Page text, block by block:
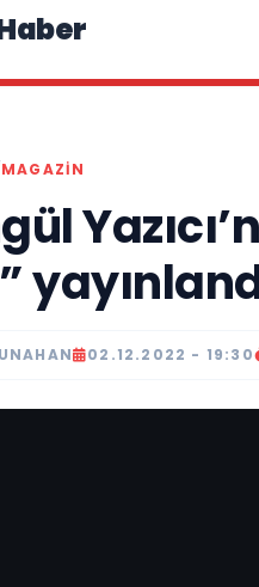
MAGAZIN
02.12.2022 - 19:30